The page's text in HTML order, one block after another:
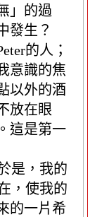
」的過
發生？
的人；
意識的焦
以外的酒
放在眼
這是第一
是，我的
，使我的
的一片希